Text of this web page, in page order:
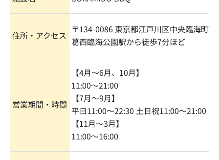
住所・アクセス
〒134-0086 東京都江戸川区中央臨海町
葛西臨海公園駅から徒歩7分ほど
営業期間・時間
【4月～6月、 10月】
11:00〜21:00
【7月～9月】
平日11:00〜22:30 土日祝11:00～21:00
【11月～3月】
11:00～16:00